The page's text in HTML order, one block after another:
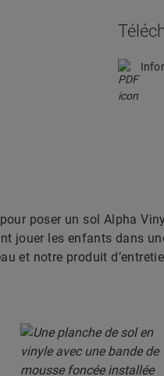
poser un sol Alpha
jouer les enfants dans
et notre produit